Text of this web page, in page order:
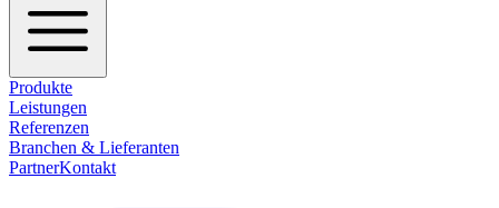
Produkte
Leistungen
Referenzen
Branchen & Lieferanten
PartnerKontakt